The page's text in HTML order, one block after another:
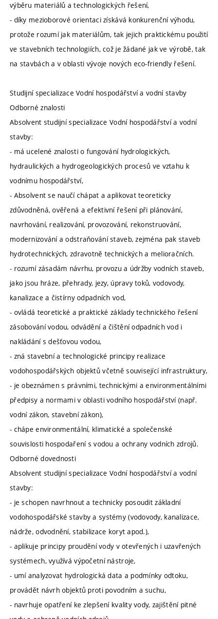
výběru materiálů a technologických řešení,
- díky mezioborové orientaci získává konkurenční výhodu,
protože rozumí jak materiálům, tak jejich praktickému použití
ve stavebních technologiích, což je žádané jak ve výrobě, tak
na stavbách a v oblasti vývoje nových eco-friendly řešení.
Studijní specializace Vodní hospodářství a vodní stavby
Odborné znalosti
Absolvent studijní specializace Vodní hospodářství a vodní
stavby:
- má ucelené znalosti o fungování hydrologických,
hydraulických a hydrogeologických procesů ve vztahu k
vodnímu hospodářství,
- Absolvent se naučí chápat a aplikovat teoreticky
zdůvodněná, ověřená a efektivní řešení při plánování,
navrhování, realizování, provozování, rekonstruování,
modernizování a odstraňování staveb, zejména pak staveb
hydrotechnických, zdravotně technických a melioračních.
- rozumí zásadám návrhu, provozu a údržby vodních staveb,
jako jsou hráze, přehrady, jezy, úpravy toků, vodovody,
kanalizace a čistírny odpadních vod,
- ovládá teoretické a praktické základy technického řešení
zásobování vodou, odvádění a čištění odpadních vod i
nakládání s dešťovou vodou,
- zná stavební a technologické principy realizace
vodohospodářských objektů včetně související infrastruktury,
- je obeznámen s právními, technickými a environmentálními
předpisy a normami v oblasti vodního hospodářství (např.
vodní zákon, stavební zákon),
- chápe environmentální, klimatické a společenské
souvislosti hospodaření s vodou a ochrany vodních zdrojů.
Odborné dovednosti
Absolvent studijní specializace Vodní hospodářství a vodní
stavby:
- je schopen navrhnout a technicky posoudit základní
vodohospodářské stavby a systémy (vodovody, kanalizace,
nádrže, odvodnění, stabilizace koryt apod.),
- aplikuje principy proudění vody v otevřených i uzavřených
systémech, využívá výpočetní nástroje,
- umí analyzovat hydrologická data a podmínky odtoku,
provádět návrh objektů proti povodním a suchu,
- navrhuje opatření ke zlepšení kvality vody, zajištění pitné